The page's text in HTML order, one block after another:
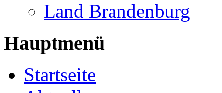
Land Brandenburg
Hauptmenü
Startseite